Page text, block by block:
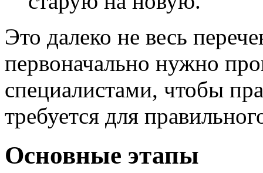
Это далеко не весь
первоначально нужно
специалистами, чтобы
требуется для
Основные этапы